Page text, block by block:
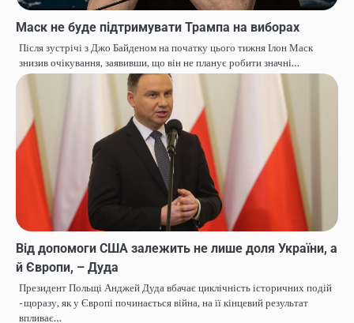
Маск не буде підтримувати Трампа на виборах
Після зустрічі з Джо Байденом на початку цього тижня Ілон Маск
знизив очікування, заявивши, що він не планує робити значні…
Від допомоги США залежить не лише доля України, а
й Європи, – Дуда
Президент Польщі Анджей Дуда вбачає циклічність історичних подій
- щоразу, як у Європі починається війна, на її кінцевий результат
впливає…